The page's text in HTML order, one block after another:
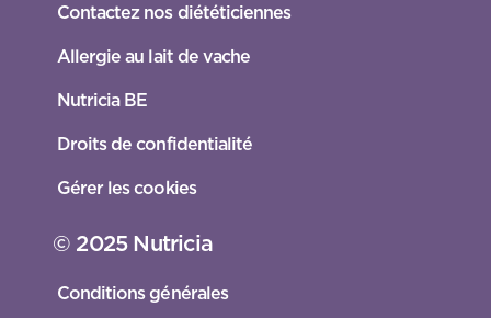
Contactez nos diététiciennes
Allergie au lait de vache
Nutricia BE
Droits de confidentialité
Gérer les cookies
© 2025 Nutricia
Conditions générales